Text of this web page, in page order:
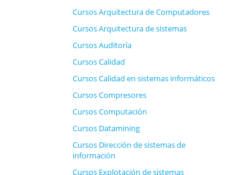
Cursos Arquitectura de Computadores
Cursos Arquitectura de sistemas
Cursos Auditoría
Cursos Calidad
Cursos Calidad en sistemas informáticos
Cursos Compresores
Cursos Computación
Cursos Datamining
Cursos Dirección de sistemas de
información
Cursos Explotación de sistemas